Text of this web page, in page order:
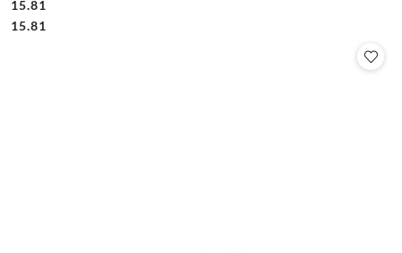
Cena:
15.81
Cena:
15.81